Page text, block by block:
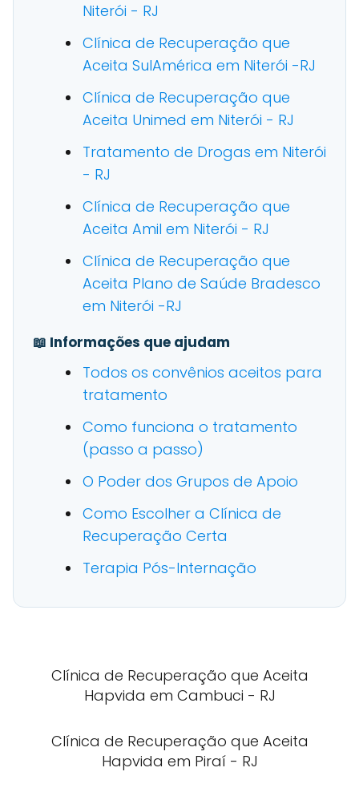
Niterói - RJ
Clínica de Recuperação que
Aceita SulAmérica em Niterói -RJ
Clínica de Recuperação que
Aceita Unimed em Niterói - RJ
Tratamento de Drogas em Niterói
- RJ
Clínica de Recuperação que
Aceita Amil em Niterói - RJ
Clínica de Recuperação que
Aceita Plano de Saúde Bradesco
em Niterói -RJ
📖 Informações que ajudam
Todos os convênios aceitos para
tratamento
Como funciona o tratamento
(passo a passo)
O Poder dos Grupos de Apoio
Como Escolher a Clínica de
Recuperação Certa
Terapia Pós-Internação
Clínica de Recuperação que Aceita
Hapvida em Cambuci - RJ
Clínica de Recuperação que Aceita
Hapvida em Piraí - RJ